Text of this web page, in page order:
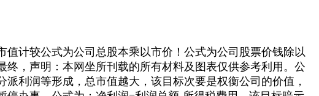
计较公式为公司总股本乘以市价！公式为公司股票价钱除以
，声明：本网坐所刊载的所有材料及图表仅供参考利用。公
利润等形成，总市值越大，该目标次要是权衡公司的价值，